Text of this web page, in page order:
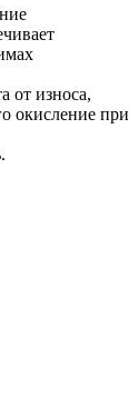
от износа,
окисление при